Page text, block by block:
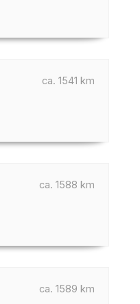
ca. 1541 km
ca. 1588 km
ca. 1589 km